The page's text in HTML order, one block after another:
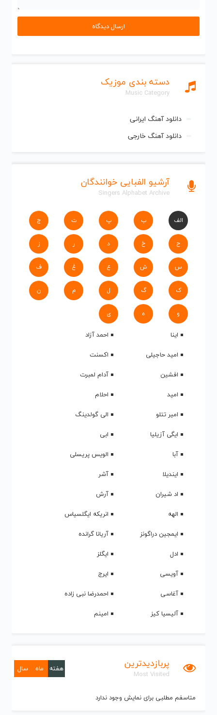
دسته بندی موزیک
Music Category
دانلود آهنگ ایرانی
دانلود آهنگ خارجی
آرشیو الفبایی خوانندگان
Singers Alphabet Archive
الف ب پ ت ج
ح خ د ر ز
س ش ع غ ف
ک گ ل م ن
و ه ی
اینا
احمد آزاد
امید حاجیلی
اکسنت
افشین
آدام لمبرت
امید
احلام
امیر تتلو
الی گولدینگ
ایگی آزیلیا
ابی
آبا
الویس پریسلی
ایندیلا
آشر
اد شیران
آرش
الهه
انریکه ایگلسیاس
ایمجین دراگونز
آریانا گرانده
ادل
ایگلز
آویسی
ایرج
آغاسی
احمدرضا نبی زاده
آلیسیا کیز
امینم
پربازدیدترین
Most Visited
هفته ماه سال
متاسفم مطلبی برای نمایش وجود ندارد